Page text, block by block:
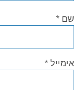
שם *
אימייל *